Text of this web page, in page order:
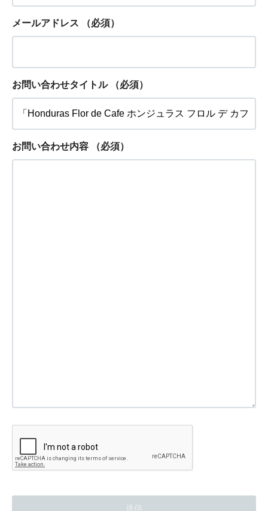
メールアドレス （必須）
お問い合わせタイトル （必須）
お問い合わせ内容 （必須）